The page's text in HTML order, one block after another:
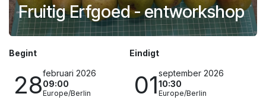
Fruitig Erfgoed - entworkshop
Begint
28februari 2026
09:00
Europe/Berlin
Eindigt
01september 2026
10:30
Europe/Berlin